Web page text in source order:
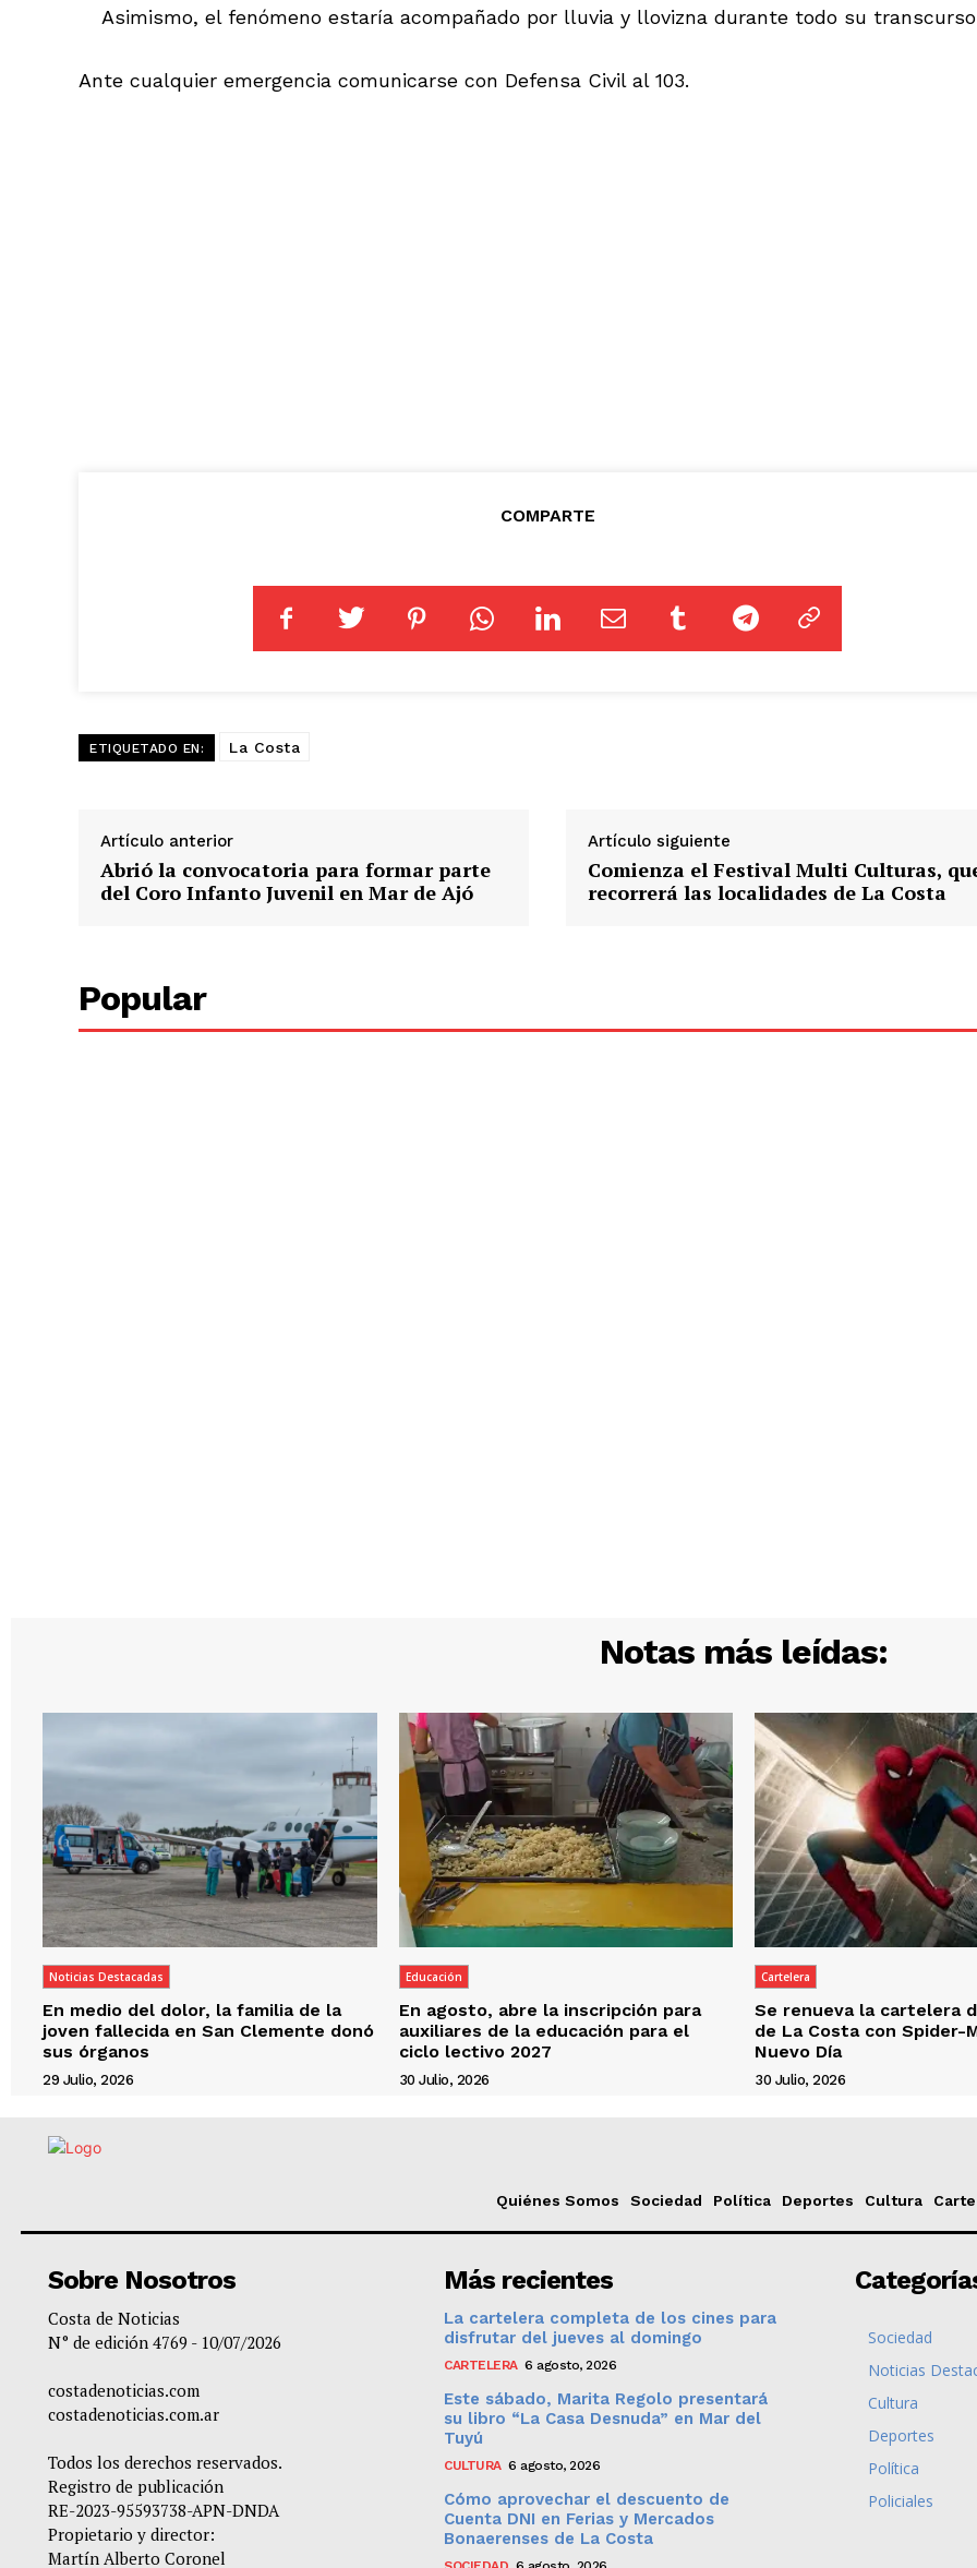
Asimismo, el fenómeno estaría acompañado por lluvia y llovizna durante todo su
Ante cualquier emergencia comunicarse con Defensa Civil al 103.
COMPARTE
ETIQUETADO EN: La Costa
Artículo anterior
Abrió la convocatoria para formar parte
del Coro Infanto Juvenil en Mar de Ajó
Artículo siguiente
Comienza el Festival Multi Culturas,
recorrerá las localidades de La Costa
Popular
Notas más leídas:
Noticias Destacadas
En medio del dolor, la familia de la
joven fallecida en San Clemente donó
sus órganos
29 Julio, 2026
Educación
En agosto, abre la inscripción para
auxiliares de la educación para el
ciclo lectivo 2027
30 Julio, 2026
Cartelera
Se renueva la cartelera
de La Costa con Spider-
Nuevo Día
30 Julio, 2026
Quiénes Somos Sociedad Política Deportes Cultura
Sobre Nosotros
Costa de Noticias
N° de edición 4769 - 10/07/2026
costadenoticias.com
costadenoticias.com.ar
Todos los derechos reservados.
Registro de publicación
RE-2023-95593738-APN-DNDA
Propietario y director:
Martín Alberto Coronel
Más recientes
La cartelera completa de los cines para
disfrutar del jueves al domingo
CARTELERA 6 agosto, 2026
Este sábado, Marita Regolo presentará
su libro “La Casa Desnuda” en Mar del
Tuyú
CULTURA 6 agosto, 2026
Cómo aprovechar el descuento de
Cuenta DNI en Ferias y Mercados
Bonaerenses de La Costa
Sociedad
Noticias
Cultura
Deportes
Política
Policiales